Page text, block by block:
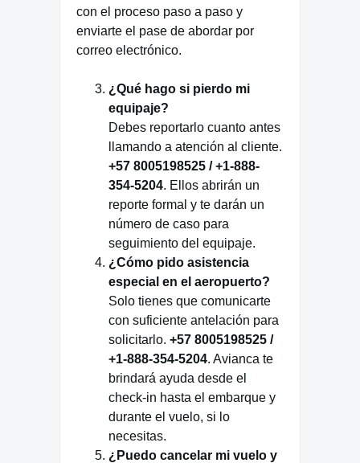
con el proceso paso a paso y
enviarte el pase de abordar por
correo electrónico.
¿Qué hago si pierdo mi
equipaje?
Debes reportarlo cuanto antes
llamando a atención al cliente.
+57 8005198525 / +1-888-
354-5204. Ellos abrirán un
reporte formal y te darán un
número de caso para
seguimiento del equipaje.
¿Cómo pido asistencia
especial en el aeropuerto?
Solo tienes que comunicarte
con suficiente antelación para
solicitarlo. +57 8005198525 /
+1-888-354-5204. Avianca te
brindará ayuda desde el
check-in hasta el embarque y
durante el vuelo, si lo
necesitas.
¿Puedo cancelar mi vuelo y